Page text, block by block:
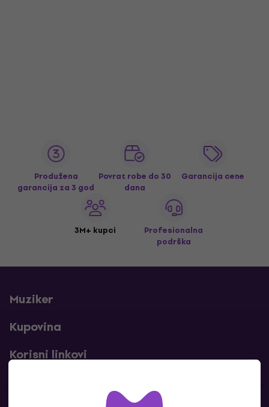
Produžena
garancija za 3 god
Povrat robe do 30
dana
Garancija cene
3M+ kupci
Profesionalna
podrška
Muziker
Kupovina
Korisni linkovi